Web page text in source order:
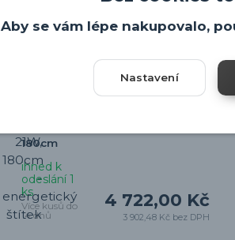
Trio Leuchten 431410107 DIOS -
LED stojací dotykem stmívatelá
lampa v matném niklu se
180cm
4 722,00 Kč
3 902,48 Kč bez DPH
ihned k
odeslání 1
ks
Více kusů do
14 dnů
Aby se vám lépe nakupovalo,
Nastavení